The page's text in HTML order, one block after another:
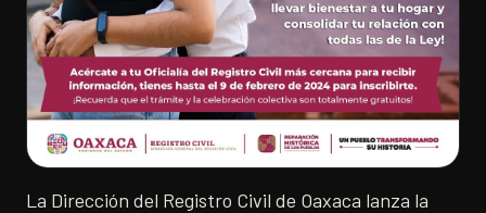
La Dirección del Registro Civil de Oaxaca lanza la